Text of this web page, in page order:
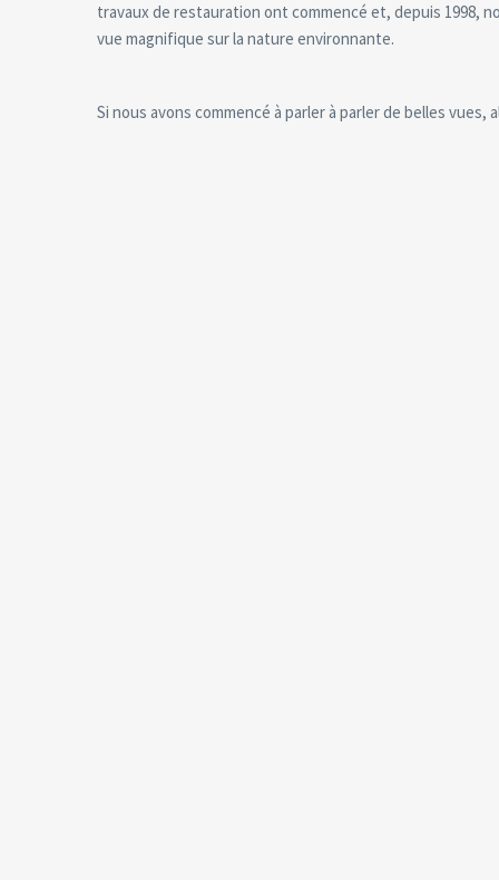
travaux de restauration ont commencé et, depuis 1998,
vue magnifique sur la nature environnante.
Si nous avons commencé à parler à parler de belles